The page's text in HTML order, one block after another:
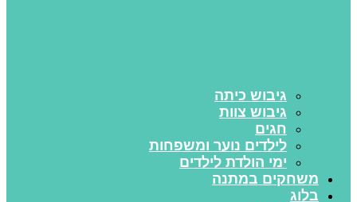
גיבוש כיתה
גיבוש צוות
חגים
לילדים נוער ומשפחות
ימי הולדת לילדים
משחקים במתנה
בלוג